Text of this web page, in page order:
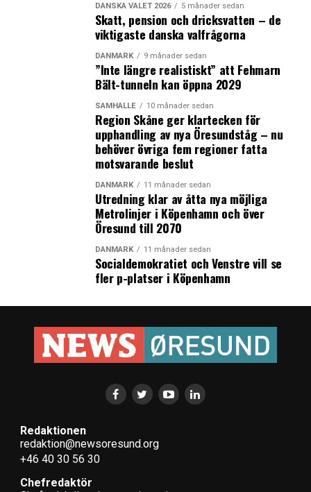
DANSKA VALET 2026 5 månader sedan
Skatt, pension och dricksvatten – de
viktigaste danska valfrågorna
DANMARK 9 månader sedan
”Inte längre realistiskt” att Fehmarn
Bält-tunneln kan öppna 2029
SAMHÄLLE 10 månader sedan
Region Skåne ger klartecken för
upphandling av nya Öresundståg – nu
behöver övriga fem regioner fatta
motsvarande beslut
DANMARK 11 månader sedan
Utredning klar av åtta nya möjliga
Metrolinjer i Köpenhamn och över
Öresund till 2070
DANMARK 11 månader sedan
Socialdemokratiet och Venstre vill se
fler p-platser i Köpenhamn
Redaktionen
redaktion@newsoresund.org
+46 40 30 56 30
Chefredaktör